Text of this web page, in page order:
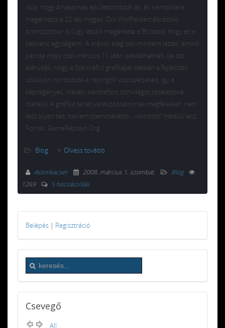
róla, hogy 4 hatalmas épülettömbből áll, és nemsokára
megérkezik a 22 láb magas, Orc Wolfraidert ábrázoló
bronzszobor is (úgy látszik megérezte a Blizzard, hogy ez a
kedvenc egységem). A srácok elég sok mindent láttak, amiről
persze majd csak március 11 után beszélhetnek, de azt
elárulták, hogy a Starcraft II grafikáját illetően a fejlesztők
szívükön hordozzák a rajongók visszajelzéseit, így a
képregényes, mesés, warcraftos színvilágot sötétebbre
cserélik. A grafika tehát várakozásainknak megfelelően nem
lesz olyan telt, hanem szemcsésebb, „valódibb” hatású lesz.
Forrás: GameReplays.Org
Blog Olvass tovább
Astonkacser 2008. március 1. szombat.
Blog
1269
5 hozzászólás
Belépés | Regisztráció
Csevegő
All